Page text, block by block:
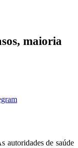
maioria
autoridades de saúde